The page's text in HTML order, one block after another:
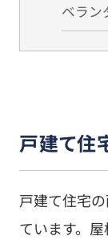
ベラン
戸建て住
戸建て住宅
ています。屋